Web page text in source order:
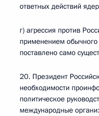
ответных действий
г) агрессия против
применением обычного
поставлено само
20. Президент
необходимости
политическое
международные